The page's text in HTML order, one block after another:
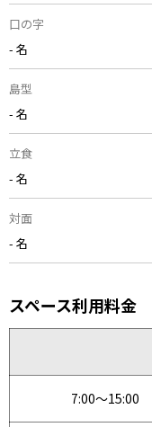
口の字
- 名
島型
- 名
立食
- 名
対面
- 名
スペース利用料金
7:00〜15:00